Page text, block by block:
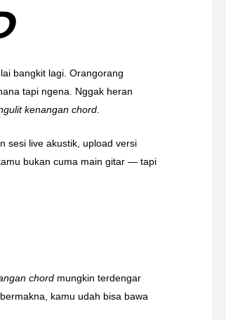
bangkit lagi. Orangorang
tapi ngena. Nggak heran
kenangan chord
sesi live akustik, upload versi
bukan cuma main gitar — tapi
chord mungkin terdengar
kamu udah bisa bawa